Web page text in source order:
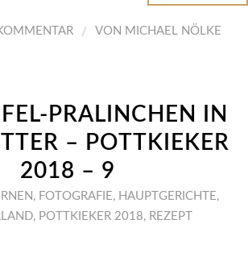
/ VON MICHAEL NÖLKE
PRALINCHEN IN
– POTTKIEKER
2018 – 9
, FOTOGRAFIE, HAUPTGERICHTE,
, POTTKIEKER 2018, REZEPT